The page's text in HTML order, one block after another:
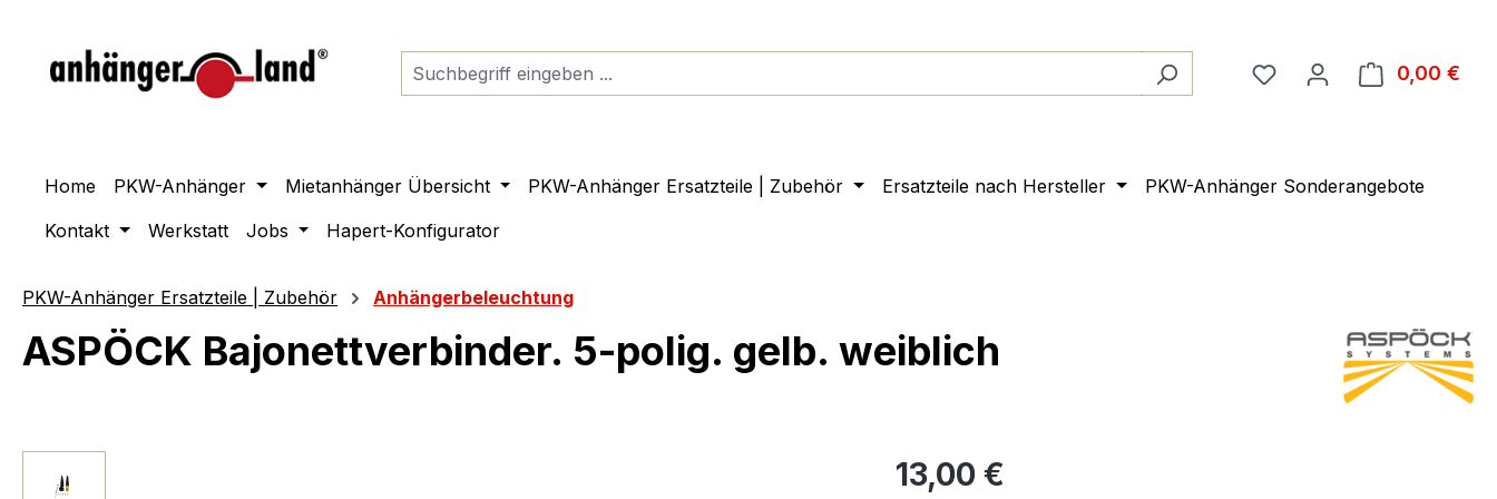
0,00 €
Home PKW-Anhänger Mietanhänger Übersicht PKW-Anhänger Ersatzteile | Zubehör Ersatzteile nach Hersteller
PKW-Anhänger Sonderangebote
Kontakt
Werkstatt Jobs Hapert-Konfigurator
PKW-Anhänger Ersatzteile | Zubehör Anhängerbeleuchtung
ASPÖCK Bajonettverbinder. 5-polig. gelb. weiblich
13,00 €